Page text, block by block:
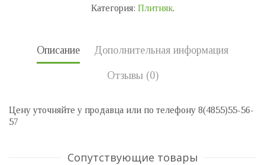
Категория: Плитняк.
Описание Дополнительная информация
Отзывы (0)
Цену уточняйте у продавца или по телефону 8(4855)55-56-
57
Сопутствующие товары